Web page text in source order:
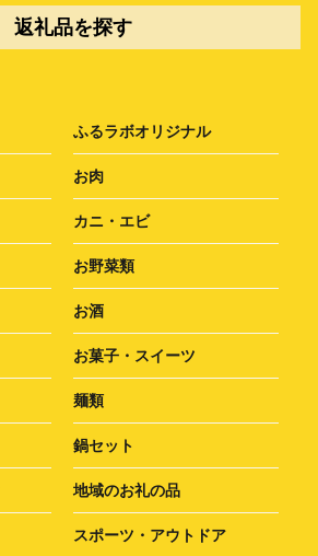
返礼品を探す
ふるラボオリジナル
お肉
カニ・エビ
お野菜類
お酒
お菓子・スイーツ
麺類
鍋セット
地域のお礼の品
スポーツ・アウトドア